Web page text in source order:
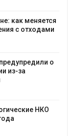
как меняется
с отходами
о
из-за
НКО